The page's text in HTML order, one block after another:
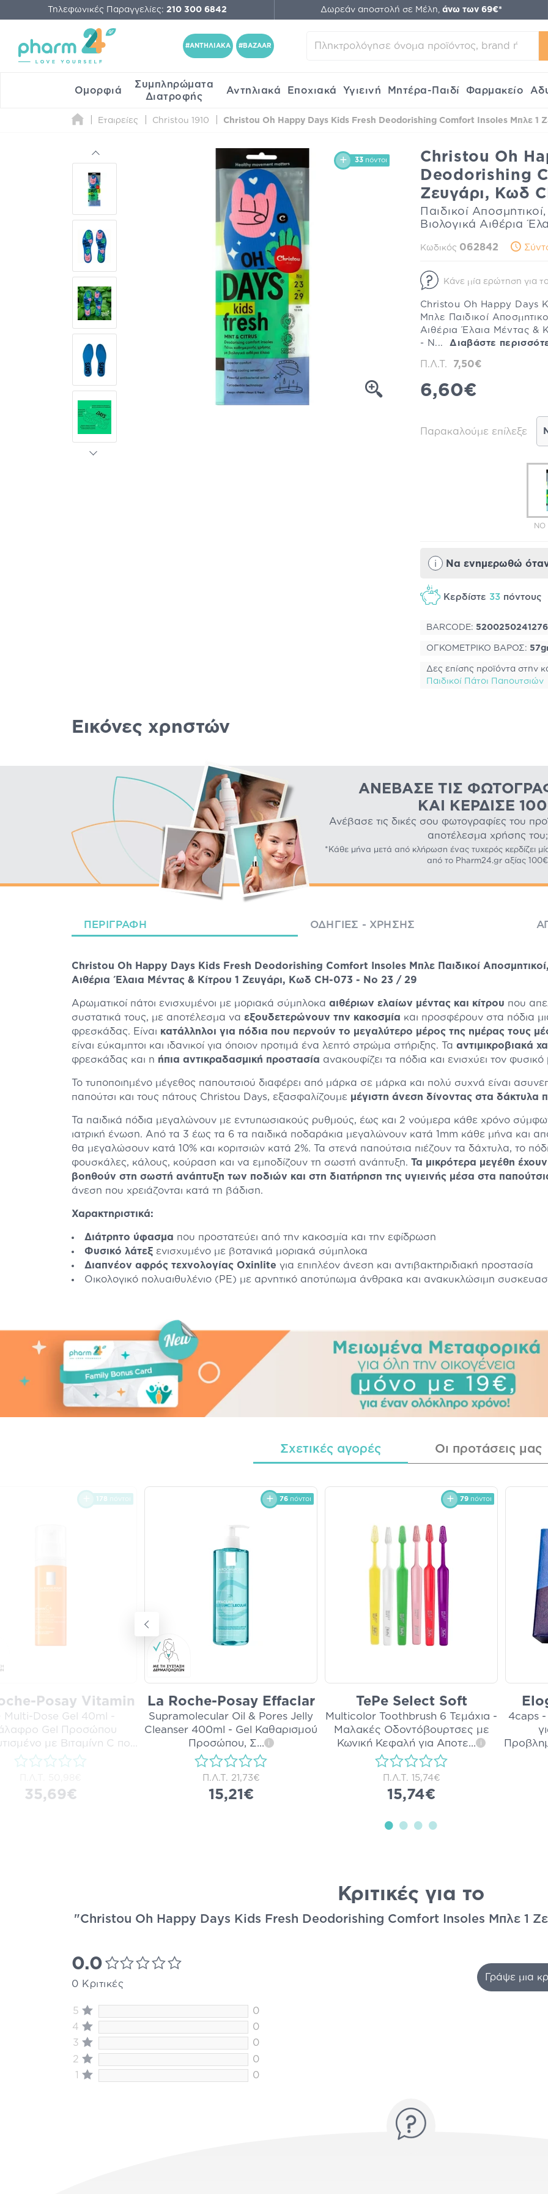
Τηλεφωνικές Παραγγελίες: 210 300 6842 Δωρεάν αποστολή σε Μέλη, άνω των 69€*
#ΑΝΤΗΛΙΑΚΑ #BAZAAR
Ομορφιά
Συμπληρώματα
Διατροφής
Αντηλιακά Εποχιακά Υγιεινή Μητέρα-Παιδί Φαρμακείο
Εταιρείες Christou 1910 Christou Oh Happy Days Kids Fresh Deodorishing Comfort Insoles Μπλε 1
33 πόντοι
Christou Oh
Deodorishing
Ζευγάρι, Κωδ
Παιδικοί
Βιολογικά Αιθέρια
Κωδικός 062842
Κάνε μία ερώτηση για
Christou Oh Happy Days
Μπλε Παιδικοί
Αιθέρια Έλαια Μέντας &
- N...Διαβάστε
Π.Λ.Τ. 7,50€
6,60€
Παρακαλούμε επίλεξε
i Να ενημερωθώ όταν
Κερδίστε 33 πόντους
BARCODE: 5200250241276
ΟΓΚΟΜΕΤΡΙΚΟ ΒΑΡΟΣ:
Δες επίσης προϊόντα στην
Παιδικοί Πάτοι Παπουτσιών
Εικόνες χρηστών
ΑΝΈΒΑΣΕ ΤΙΣ
ΚΑΙ ΚΈΡΔΙΣΕ
Ανέβασε τις δικές σου φωτογραφίες του
αποτέλεσμα χρήσης του;
*Κάθε μήνα μετά από κλήρωση ένας τυχερός κερδίζει
από το Pharm24.gr αξίας 100€
ΠΕΡΙΓΡΑΦΉ ΟΔΗΓΊΕΣ - ΧΡΉΣΗΣ
Christou Oh Happy Days Kids Fresh Deodorishing Comfort Insoles Μπλε Παιδικοί Αποσμητικοί,
Αιθέρια Έλαια Μέντας & Κίτρου 1 Ζευγάρι, Κωδ CH-073 - No 23 / 29
Αρωματικοί πάτοι ενισχυμένοι με μοριακά σύμπλοκα αιθέριων ελαίων μέντας και κίτρου που
συστατικά τους, με αποτέλεσμα να εξουδετερώνουν την κακοσμία και προσφέρουν στα πόδια
φρεσκάδας. Είναι κατάλληλοι για πόδια που περνούν το μεγαλύτερο μέρος της ημέρας τους
είναι εύκαμπτοι και ιδανικοί για όποιον προτιμά ένα λεπτό στρώμα στήριξης. Τα αντιμικροβιακά
φρεσκάδας και η ήπια αντικραδασμική προστασία ανακουφίζει τα πόδια και ενισχύει τον
Το τυποποιημένο μέγεθος παπουτσιού διαφέρει από μάρκα σε μάρκα και πολύ συχνά είναι
παπούτσι και τους πάτους Christou Days, εξασφαλίζουμε μέγιστη άνεση δίνοντας στα δάκτυλα
Τα παιδικά πόδια μεγαλώνουν με εντυπωσιακούς ρυθμούς, έως και 2 νούμερα κάθε χρόνο
ιατρική ένωση. Από τα 3 έως τα 6 τα παιδικά ποδαράκια μεγαλώνουν κατά 1mm κάθε μήνα και
θα μεγαλώσουν κατά 10% και κοριτσιών κατά 2%. Τα στενά παπούτσια πιέζουν τα δάχτυλα, το
φουσκάλες, κάλους, κούραση και να εμποδίζουν τη σωστή ανάπτυξη. Τα μικρότερα μεγέθη έχουν
βοηθούν στη σωστή ανάπτυξη των ποδιών και στη διατήρηση της υγιεινής μέσα στα
άνεση που χρειάζονται κατά τη βάδιση.
Χαρακτηριστικά:
Διάτρητο ύφασμα που προστατεύει από την κακοσμία και την εφίδρωση
Φυσικό λάτεξ ενισχυμένο με βοτανικά μοριακά σύμπλοκα
Διαπνέον αφρός τεχνολογίας Oxinlite για επιπλέον άνεση και αντιβακτηριδιακή προστασία
Οικολογικό πολυαιθυλένιο (PE) με αρνητικό αποτύπωμα άνθρακα και ανακυκλώσιμη
Σχετικές αγορές Οι προτάσεις μας
178 πόντοι
Posay Vitamin
Multi-Dose Gel 40ml -
Gel Προσώπου
με Βιταμίνη C πο
i
35,69€
76 πόντοι
La Roche-Posay Effaclar
Supramolecular Oil & Pores Jelly
Cleanser 400ml - Gel Καθαρισμού
Προσώπου, Σ... i
Π.Λ.Τ. 21,73€
15,21€
79 πόντοι
TePe Select Soft
Multicolor Toothbrush 6 Τεμάχια -
Μαλακές Οδοντόβουρτσες με
Κωνική Κεφαλή για Αποτε... i
Π.Λ.Τ. 15,74€
15,74€
4caps
Κριτικές για το
"Christou Oh Happy Days Kids Fresh Deodorishing Comfort Insoles Μπλε 1
0.0
0 Κριτικές
5
0
4
0
3
0
2
0
1
0
Γράψε μια